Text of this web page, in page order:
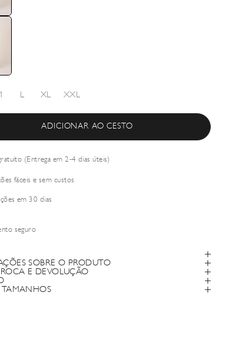
L XL XXL
ADICIONAR AO CESTO
(Entrega em 2-4 dias úteis)
fáceis e sem custos
em 30 dias
seguro
SOBRE O PRODUTO
E DEVOLUÇÃO